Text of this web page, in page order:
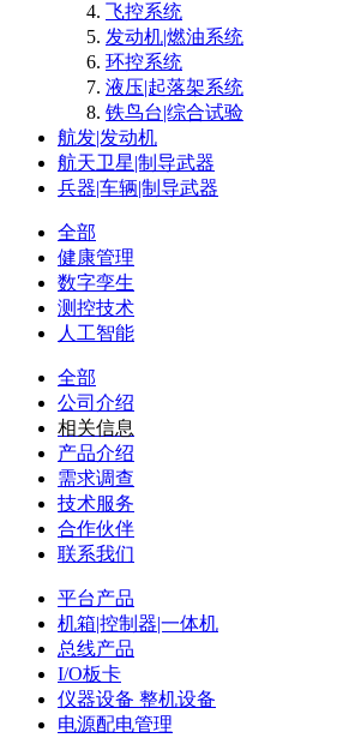
飞控系统
发动机|燃油系统
环控系统
液压|起落架系统
铁鸟台|综合试验
航发|发动机
航天卫星|制导武器
兵器|车辆|制导武器
全部
健康管理
数字孪生
测控技术
人工智能
全部
公司介绍
相关信息
产品介绍
需求调查
技术服务
合作伙伴
联系我们
平台产品
机箱|控制器|一体机
总线产品
I/O板卡
仪器设备 整机设备
电源配电管理